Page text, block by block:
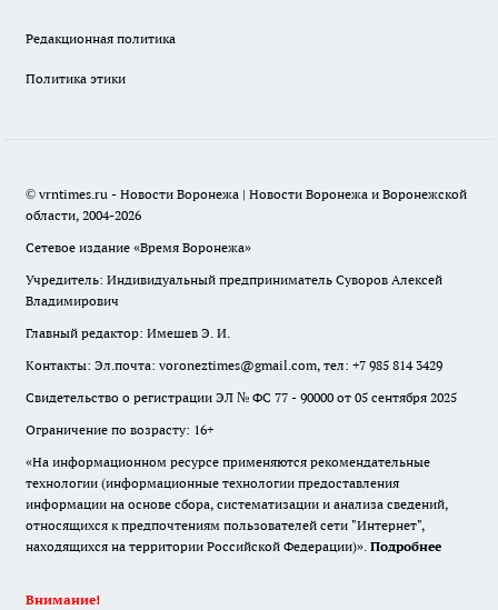
Редакционная политика
Политика этики
© vrntimes.ru - Новости Воронежа | Новости Воронежа и Воронежской
области, 2004-2026
Сетевое издание «Время Воронежа»
Учредитель: Индивидуальный предприниматель Суворов Алексей
Владимирович
Главный редактор: Имешев Э. И.
Контакты: Эл.почта: voroneztimes@gmail.com, тел: +7 985 814 3429
Свидетельство о регистрации ЭЛ № ФС 77 - 90000 от 05 сентября 2025
Ограничение по возрасту: 16+
«На информационном ресурсе применяются рекомендательные
технологии (информационные технологии предоставления
информации на основе сбора, систематизации и анализа сведений,
относящихся к предпочтениям пользователей сети "Интернет",
находящихся на территории Российской Федерации)». Подробнее
Внимание!